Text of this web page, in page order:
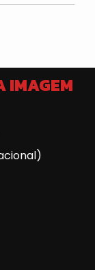
IMAGEM